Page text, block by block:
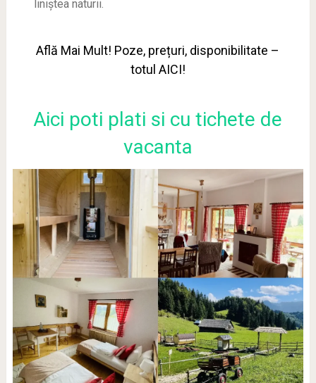
liniștea naturii.
Află Mai Mult! Poze, prețuri, disponibilitate –
totul AICI!
Aici poti plati si cu tichete de
vacanta